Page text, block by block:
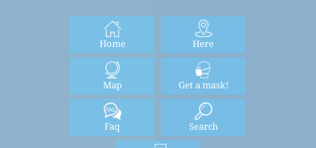
Home Here
Map Get a mask!
Faq Search